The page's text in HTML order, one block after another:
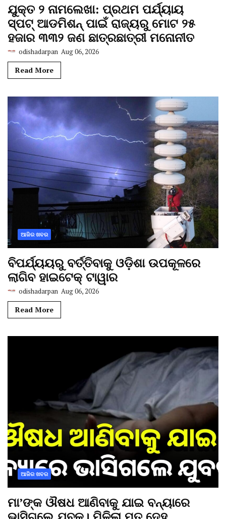
ଯୁକ୍ତ ୨ ନାମଲେଖା: ପ୍ରଥମ ପର୍ଯ୍ୟାୟ
ସ୍ପଟ୍ ଆଡମିଶନ୍ ପାଇଁ ରାଜ୍ୟରୁ ମୋଟ ୨୫
ହଜାର ୩୩୨ ଜଣ ଛାତ୍ରଛାତ୍ରୀ ମନୋନୀତ
odishadarpan Aug 06, 2026
Read More
ଆଜିର ଖବର
ବିପର୍ଯ୍ୟୟରୁ ବର୍ତ୍ତିବାକୁ ଓଡ଼ିଶା ଉପକୂଳରେ
ଲାଗିବ ହାଇଟେକ୍‌ ଟାୱାର
odishadarpan Aug 06, 2026
Read More
ଆଜିର ଖବର
ମା’ଙ୍କ ଔଷଧ ଆଣିବାକୁ ଯାଇ ବନ୍ୟାରେ